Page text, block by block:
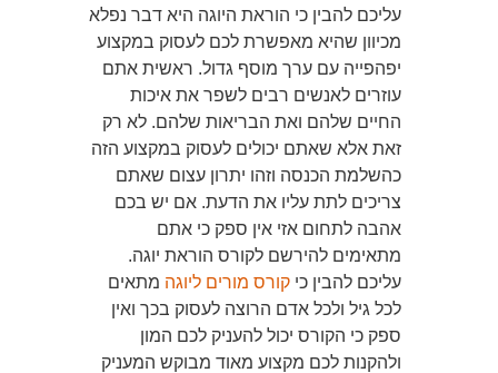
עליכם להבין כי הוראת היוגה היא דבר נפלא
מכיוון שהיא מאפשרת לכם לעסוק במקצוע
יפהפייה עם ערך מוסף גדול. ראשית אתם
עוזרים לאנשים רבים לשפר את איכות
החיים שלהם ואת הבריאות שלהם. לא רק
זאת אלא שאתם יכולים לעסוק במקצוע הזה
כהשלמת הכנסה וזהו יתרון עצום שאתם
צריכים לתת עליו את הדעת. אם יש בכם
אהבה לתחום אזי אין ספק כי אתם
מתאימים להירשם לקורס הוראת יוגה.
עליכם להבין כי קורס מורים ליוגה מתאים
לכל גיל ולכל אדם הרוצה לעסוק בכך ואין
ספק כי הקורס יכול להעניק לכם המון
ולהקנות לכם מקצוע מאוד מבוקש המעניק